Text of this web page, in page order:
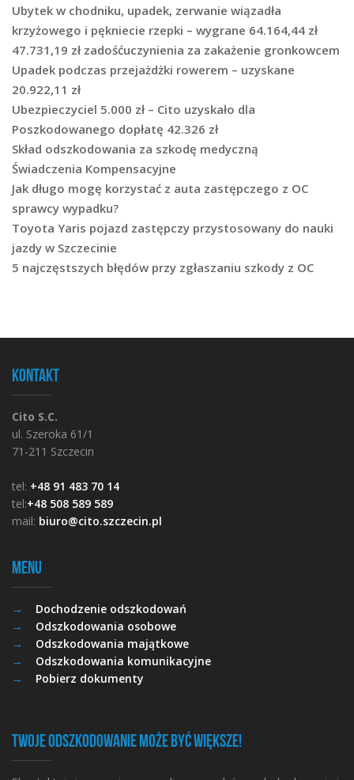
Ubytek w chodniku, upadek, zerwanie wiązadła
krzyżowego i pękniecie rzepki – wygrane 64.164,44 zł
47.731,19 zł zadośćuczynienia za zakażenie gronkowcem
Upadek podczas przejażdżki rowerem – uzyskane
20.922,11 zł
Ubezpieczyciel 5.000 zł – Cito uzyskało dla
Poszkodowanego dopłatę 42.326 zł
Skład odszkodowania za szkodę medyczną
Świadczenia Kompensacyjne
Jak długo mogę korzystać z auta zastępczego z OC
sprawcy wypadku?
Toyota Yaris pojazd zastępczy przystosowany do nauki
jazdy w Szczecinie
5 najczęstszych błędów przy zgłaszaniu szkody z OC
Kontakt
Cito S.C.
ul. Szeroka 61/1
71-211 Szczecin
tel: +48 91 483 70 14
tel:+48 508 589 589
mail: biuro@cito.szczecin.pl
Menu
Dochodzenie odszkodowań
Odszkodowania osobowe
Odszkodowania majątkowe
Odszkodowania komunikacyjne
Pobierz dokumenty
Twoje odszkodowanie może być większe!